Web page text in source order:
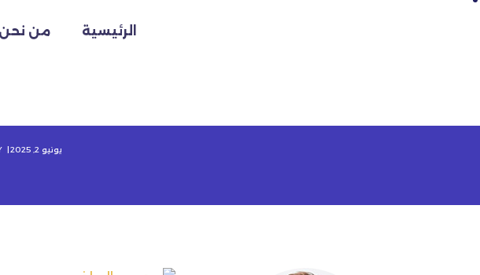
الرئيسية من
يونيو 2, 2025